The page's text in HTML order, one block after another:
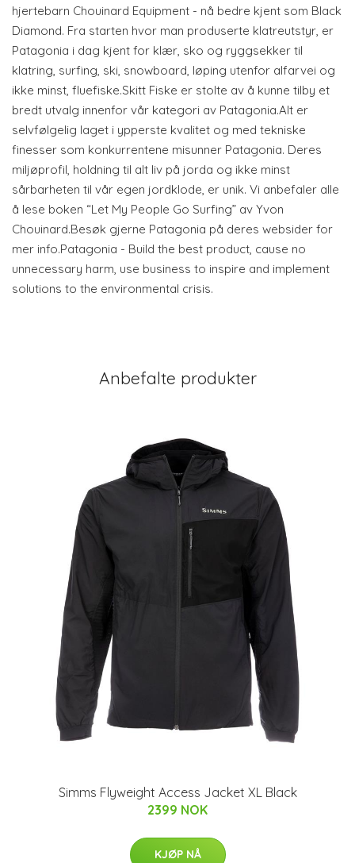
hjertebarn Chouinard Equipment - nå bedre kjent som Black
Diamond. Fra starten hvor man produserte klatreutstyr, er
Patagonia i dag kjent for klær, sko og ryggsekker til
klatring, surfing, ski, snowboard, løping utenfor alfarvei og
ikke minst, fluefiske.Skitt Fiske er stolte av å kunne tilby et
bredt utvalg innenfor vår kategori av Patagonia.Alt er
selvfølgelig laget i ypperste kvalitet og med tekniske
finesser som konkurrentene misunner Patagonia. Deres
miljøprofil, holdning til alt liv på jorda og ikke minst
sårbarheten til vår egen jordklode, er unik. Vi anbefaler alle
å lese boken “Let My People Go Surfing” av Yvon
Chouinard.Besøk gjerne Patagonia på deres websider for
mer info.Patagonia - Build the best product, cause no
unnecessary harm, use business to inspire and implement
solutions to the environmental crisis.
Anbefalte produkter
Simms Flyweight Access Jacket XL Black
2399 NOK
KJØP NÅ